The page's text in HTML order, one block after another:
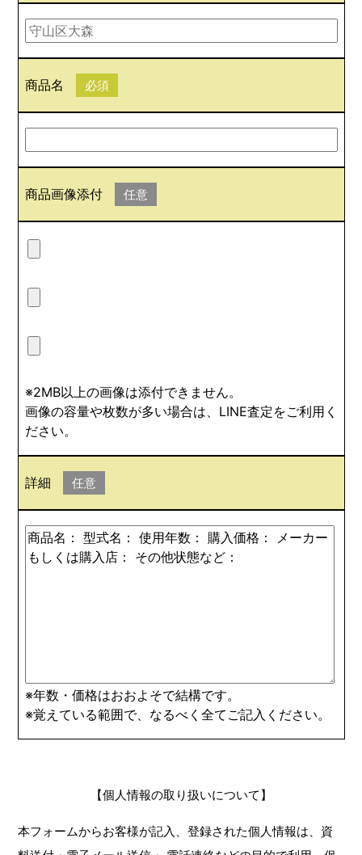
商品名 必須
商品画像添付 任意
※2MB以上の画像は添付できません。
画像の容量や枚数が多い場合は、LINE査定をご利用く
ださい。
詳細 任意
※年数・価格はおおよそで結構です。
※覚えている範囲で、なるべく全てご記入ください。
【個人情報の取り扱いについて】
本フォームからお客様が記入、登録された個人情報は、資